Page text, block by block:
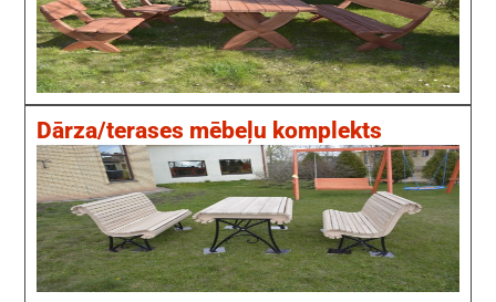
Dārza/terases mēbeļu komplekts